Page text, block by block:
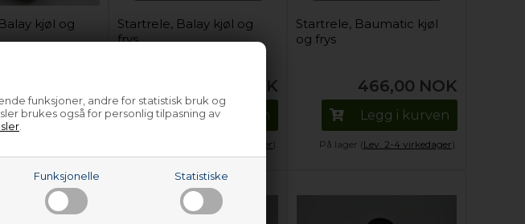
funksjoner, andre for statistisk bruk og
brukes også for personlig tilpasning av
Funksjonelle Statistiske
kjøl og
Legg i kurven
Startrele, Balay kjøl og
frys
NOK
Legg i kurven
Lev. 2-4 virkedager ).
Startrele, Baumatic kjøl
og frys
466,00 NOK
Legg i kurven
På lager (Lev. 2-4 virkedager).